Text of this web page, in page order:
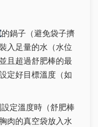
的鍋子（避免袋子擠
入足量的水（水位
且超過舒肥棒的最
定好目標溫度（如
定溫度時（舒肥棒
肉的真空袋放入水